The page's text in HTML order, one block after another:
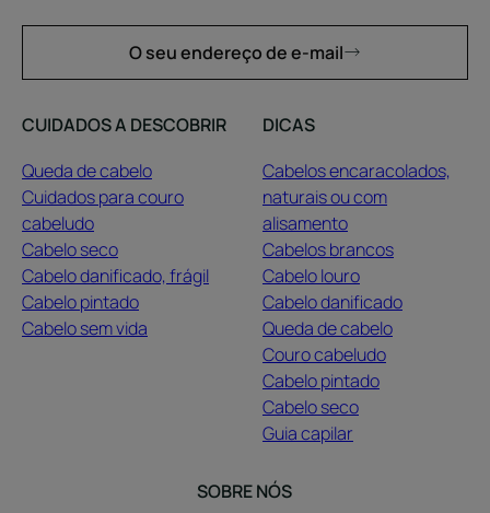
O seu endereço de e-mail
CUIDADOS A DESCOBRIR
Queda de cabelo
Cuidados para couro
cabeludo
Cabelo seco
Cabelo danificado, frágil
Cabelo pintado
Cabelo sem vida
DICAS
Cabelos encaracolados,
naturais ou com
alisamento
Cabelos brancos
Cabelo louro
Cabelo danificado
Queda de cabelo
Couro cabeludo
Cabelo pintado
Cabelo seco
Guia capilar
SOBRE NÓS